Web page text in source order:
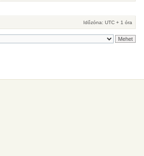
Időzóna: UTC + 1 óra